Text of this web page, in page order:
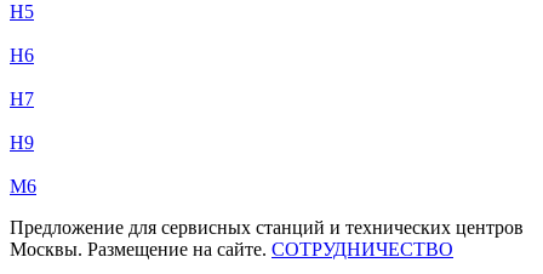
H5
H6
H7
H9
M6
Предложение для сервисных станций и технических центров
Москвы. Размещение на сайте. СОТРУДНИЧЕСТВО